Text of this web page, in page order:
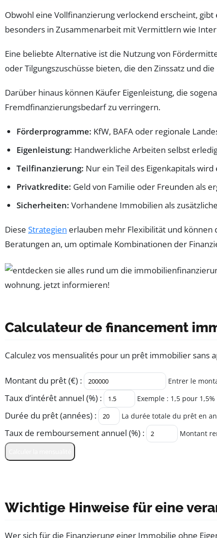
Obwohl eine Vollfinanzierung verlockend erscheint,
besonders in Zusammenarbeit mit Vermittlern wie
Eine beliebte Alternative ist die Nutzung von
oder Tilgungszuschüsse bieten, die den Zinssatz und
Darüber hinaus können Käufer Eigenleistung, die
Fremdfinanzierungsbedarf zu verringern.
Förderprogramme: KfW, BAFA oder regionale
Eigenleistung: Handwerkliche Arbeiten selbst
Teilfinanzierung: Nur ein Teil des Eigenkapitals
Privatkredite: Geld von Familie oder Freunden als
Sicherheiten: Vorhandene Immobilien als
Diese Strategien erlauben mehr Flexibilität und können
Beratungen an, um optimale Kombinationen der
Calculateur de financement
Calculez vos mensualités pour un prêt immobilier sans
Montant du prêt (€) : Entrer le
Taux d’intérêt annuel (%) : Exemple : 1,5 pour 1,5%
Durée du prêt (années) : La durée totale du prêt en
Taux de remboursement annuel (%) : Montant
Wichtige Hinweise für eine
Wer sich für die Finanzierung einer Immobilie ohne